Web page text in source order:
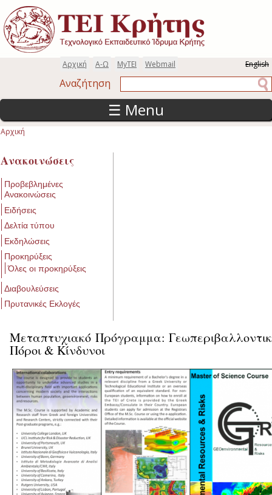
Παράκαμψη προς το κυρίως περιεχόμενο
English
Webmail
MyTEI
Α-Ω
Αρχική
Αναζήτηση
☰ Menu
Αρχική
Ανακοινώσεις
Προβεβλημένες
Ανακοινώσεις
Ειδήσεις
Δελτία τύπου
Εκδηλώσεις
Προκηρύξεις
Όλες οι προκηρύξεις
Διαβουλεύσεις
Πρυτανικές Εκλογές
Μεταπτυχιακό Πρόγραμμα:
Πόροι & Κίνδυνοι